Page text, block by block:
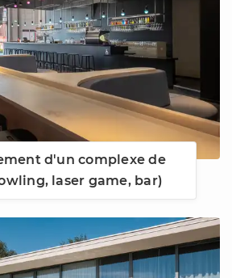
d'un complexe de
laser game, bar)